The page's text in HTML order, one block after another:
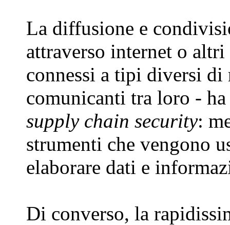
La diffusione e
attraverso internet o
connessi a tipi diversi
comunicanti tra loro -
supply chain security:
strumenti che vengono
elaborare dati e
Di converso, la